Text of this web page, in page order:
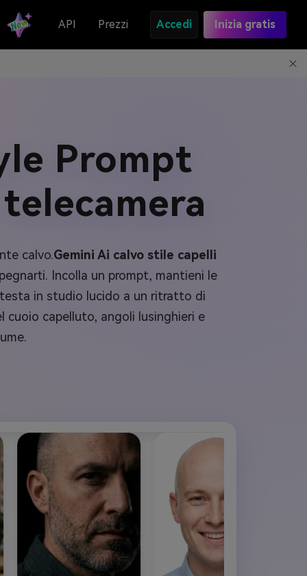
API Prezzi Accedi Inizia gratis
Prompt
calvo.Gemini Ai calvo stile capelli
Incolla un prompt, mantieni le
in studio lucido a un ritratto di
cuoio capelluto, angoli lusinghieri e